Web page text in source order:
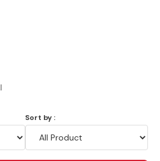
Sort by :